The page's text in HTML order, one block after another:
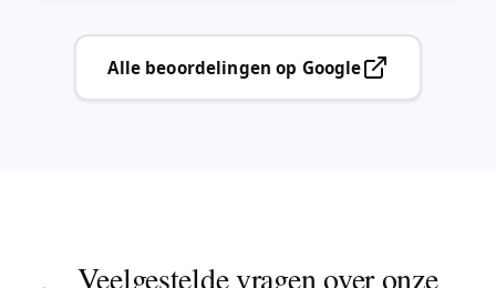
Alle beoordelingen op Google
Veelgestelde vragen over onze